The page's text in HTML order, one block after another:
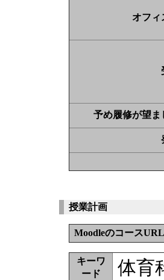
オフィ
予め履修が望ま
授業計画
MoodleのコースURL
キーワ
ード
体育